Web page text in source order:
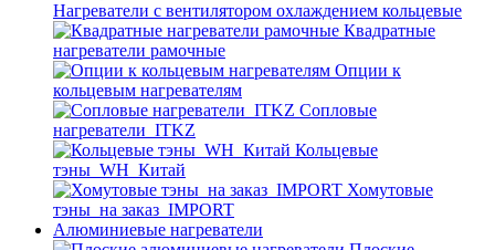
Нагреватели с вентилятором охлаждением кольцевые
Квадратные
нагреватели рамочные
Опции к
кольцевым нагревателям
Cопловые
нагреватели_ITKZ
Кольцевые
тэны_WH_Китай
Хомутовые
тэны_на заказ_IMPORT
Алюминиевые нагреватели